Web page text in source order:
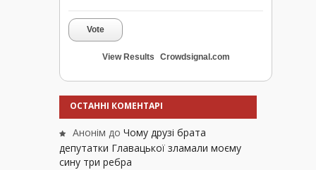
Vote
View Results Crowdsignal.com
ОСТАННІ КОМЕНТАРІ
Анонім до Чому друзі брата
депутатки Главацької зламали моєму
сину три ребра